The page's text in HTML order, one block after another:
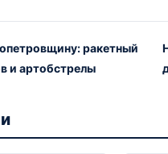
ракетный
и артобстрелы